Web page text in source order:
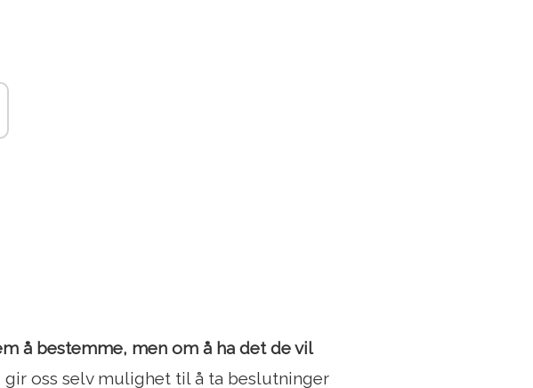
å bestemme, men om å ha det de vil
gir oss selv mulighet til å ta beslutninger